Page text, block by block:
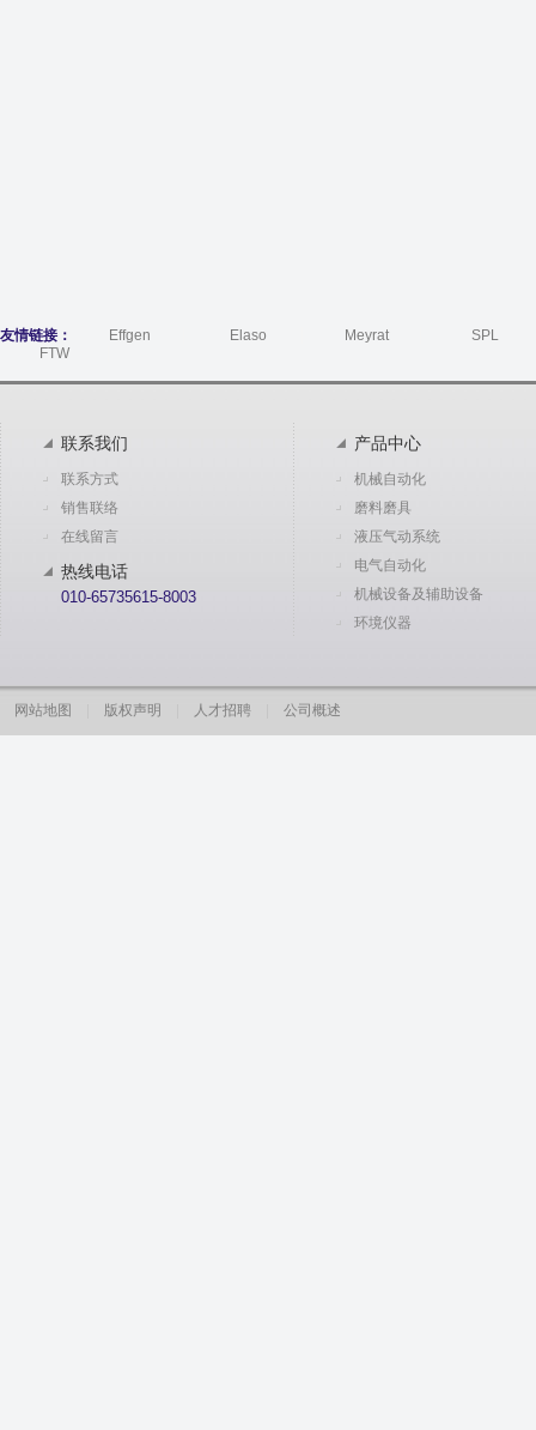
友情链接： Effgen Elaso Meyrat
SPL
FTW
联系我们
联系方式
销售联络
在线留言
热线电话
010-65735615-8003
产品中心
机械自动化
磨料磨具
液压气动系统
电气自动化
机械设备及辅助设备
环境仪器
网站地图 版权声明 人才招聘 公司概述